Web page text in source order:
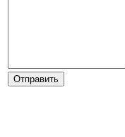
Отправить